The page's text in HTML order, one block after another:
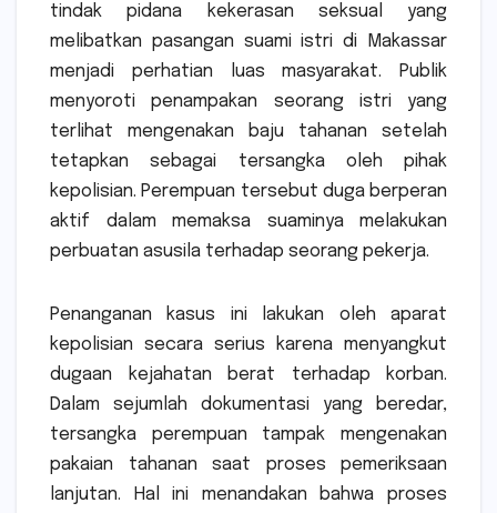
tindak pidana kekerasan seksual yang
melibatkan pasangan suami istri di Makassar
menjadi perhatian luas masyarakat. Publik
menyoroti penampakan seorang istri yang
terlihat mengenakan baju tahanan setelah
tetapkan sebagai tersangka oleh pihak
kepolisian. Perempuan tersebut duga berperan
aktif dalam memaksa suaminya melakukan
perbuatan asusila terhadap seorang pekerja.
Penanganan kasus ini lakukan oleh aparat
kepolisian secara serius karena menyangkut
dugaan kejahatan berat terhadap korban.
Dalam sejumlah dokumentasi yang beredar,
tersangka perempuan tampak mengenakan
pakaian tahanan saat proses pemeriksaan
lanjutan. Hal ini menandakan bahwa proses